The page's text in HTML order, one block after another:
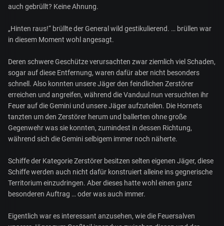
auch gebrüllt? Keine Ahnung.
„Hinten raus!“ brüllte der General wild gestikulierend. … brüllen war
in diesem Moment wohl angesagt.
Deren schwere Geschütze verursachten zwar ziemlich viel Schaden,
sogar auf diese Entfernung, waren dafür aber nicht besonders
schnell. Also konnten unsere Jäger den feindlichen Zerstörer
erreichen und angreifen, während die Vanduul nun versuchten ihr
Feuer auf die Gemini und unsere Jäger aufzuteilen. Die Hornets
tanzten um den Zerstörer herum und ballerten ohne große
Gegenwehr was sie konnten, zumindest in dessen Richtung,
während sich die Gemini selbigem immer noch näherte.
Schiffe der Kategorie Zerstörer besitzen selten eigenen Jäger, diese
Schiffe werden auch nicht dafür konstruiert alleine ins gegnerische
Territorium einzudringen. Aber dieses hatte wohl einen ganz
besonderen Auftrag … oder was auch immer.
Eigentlich war es interessant anzusehen, wie die Feuersalven